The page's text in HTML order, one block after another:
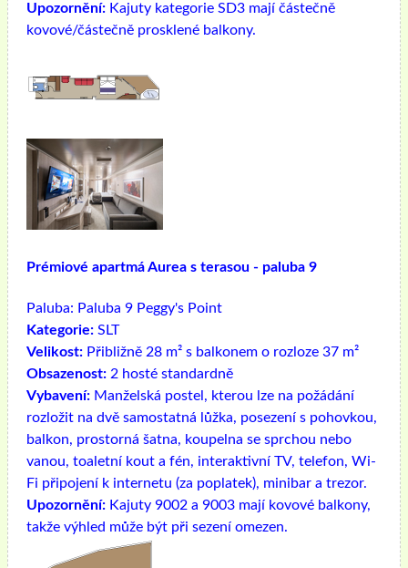
Upozornění: Kajuty kategorie SD3 mají částečně
kovové/částečně prosklené balkony.
Prémiové apartmá Aurea s terasou - paluba 9
Paluba: Paluba 9 Peggy's Point
Kategorie: SLT
Velikost: Přibližně 28 m² s balkonem o rozloze 37 m²
Obsazenost: 2 hosté standardně
Vybavení: Manželská postel, kterou lze na požádání
rozložit na dvě samostatná lůžka, posezení s pohovkou,
balkon, prostorná šatna, koupelna se sprchou nebo
vanou, toaletní kout a fén, interaktivní TV, telefon, Wi-
Fi připojení k internetu (za poplatek), minibar a trezor.
Upozornění: Kajuty 9002 a 9003 mají kovové balkony,
takže výhled může být při sezení omezen.